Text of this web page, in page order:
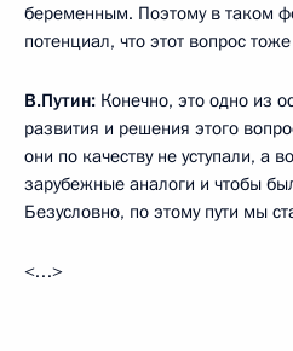
беременным. Поэтому в таком
потенциал, что этот вопрос
В.Путин: Конечно, это одно из
развития и решения этого
они по качеству не уступали, а
зарубежные аналоги и чтобы
Безусловно, по этому пути мы
<…>